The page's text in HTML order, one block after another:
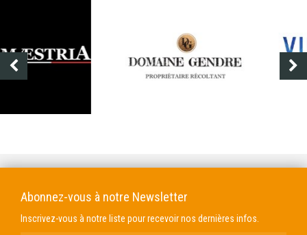
Abonnez-vous à notre Newsletter
Inscrivez-vous à notre liste pour recevoir nos dernières infos.